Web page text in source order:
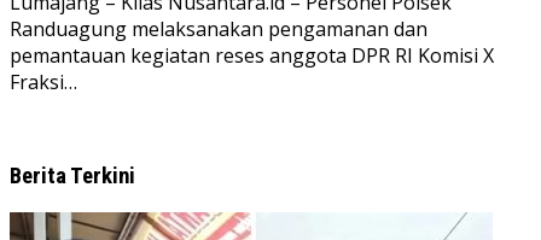
Randuagung melaksanakan pengamanan dan
pemantauan kegiatan reses anggota DPR RI Komisi X
Fraksi…
Berita Terkini